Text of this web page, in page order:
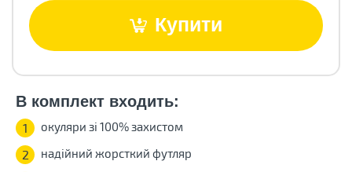
Купити
В комплект входить:
1 окуляри зі 100% захистом
2 надійний жорсткий футляр